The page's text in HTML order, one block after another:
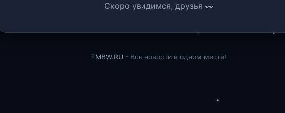
Скоро увидимся, друзья 👀
TMBW.RU - Все новости в одном месте!